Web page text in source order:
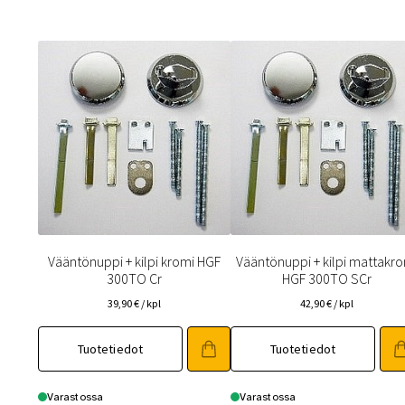
Vääntönuppi + kilpi kromi HGF
300TO Cr
39,90€ / kpl
Tuotetiedot
Varastossa
Vääntönuppi + kilpi
HGF 300TO SCr
42,90€ / kpl
Tuotetiedot
Varastossa